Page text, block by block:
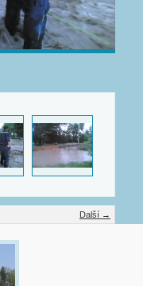
Další →